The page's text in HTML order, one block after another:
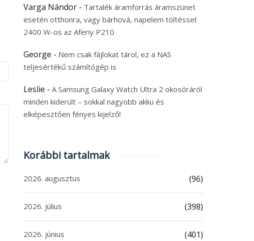
Varga Nándor - Tartalék áramforrás áramszünet
esetén otthonra, vagy bárhová, napelem töltéssel:
2400 W-os az Aferiy P210
George - Nem csak fájlokat tárol, ez a NAS
teljesértékű számítógép is
Leslie - A Samsung Galaxy Watch Ultra 2 okosóráról
minden kiderült – sokkal nagyobb akku és
elképesztően fényes kijelző!
Korábbi tartalmak
2026. augusztus (96)
2026. július (398)
2026. június (401)